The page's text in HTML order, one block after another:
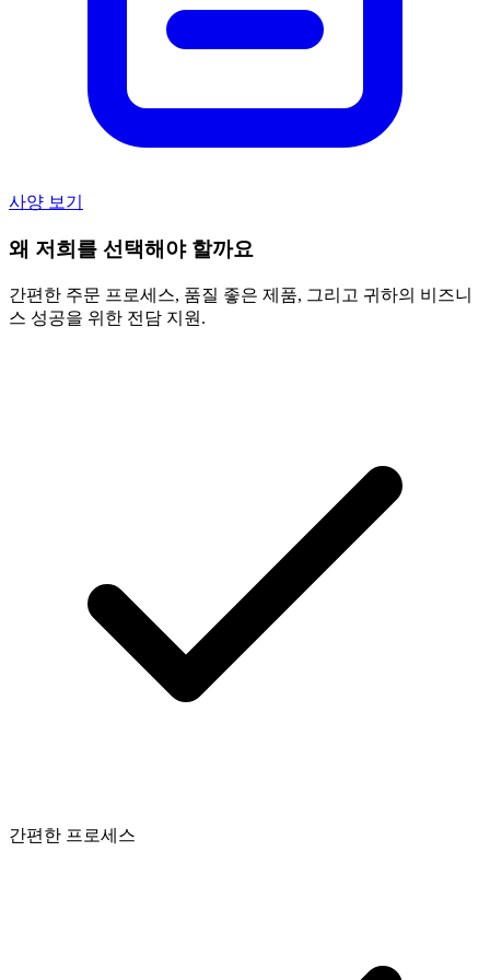
사양 보기
왜 저희를 선택해야 할까요
간편한 주문 프로세스, 품질 좋은 제품, 그리고 귀하의 비즈니
스 성공을 위한 전담 지원.
간편한 프로세스